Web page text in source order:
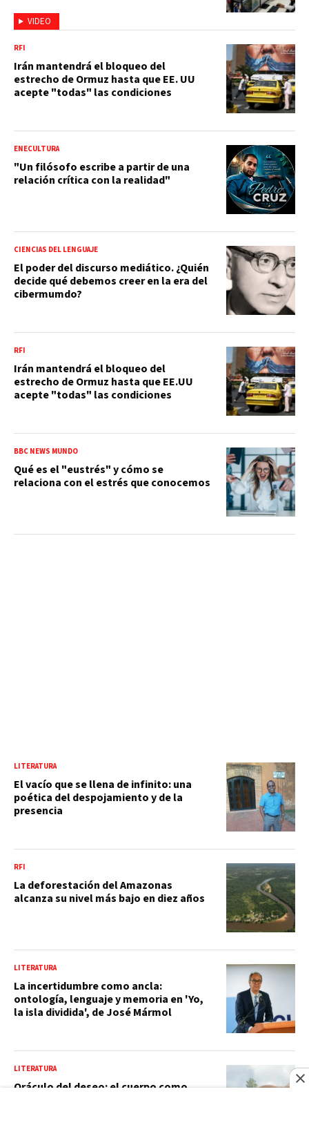
VIDEO
RFI
Irán mantendrá el bloqueo del
estrecho de Ormuz hasta que EE. UU
acepte "todas" las condiciones
ENECULTURA
"Un filósofo escribe a partir de una
relación crítica con la realidad"
CIENCIAS DEL LENGUAJE
El poder del discurso mediático. ¿Quién
decide qué debemos creer en la era del
cibermumdo?
RFI
Irán mantendrá el bloqueo del
estrecho de Ormuz hasta que EE.UU
acepte "todas" las condiciones
BBC NEWS MUNDO
Qué es el "eustrés" y cómo se
relaciona con el estrés que conocemos
LITERATURA
El vacío que se llena de infinito: una
poética del despojamiento y de la
presencia
RFI
La deforestación del Amazonas
alcanza su nivel más bajo en diez años
LITERATURA
La incertidumbre como ancla:
ontología, lenguaje y memoria en 'Yo,
la isla dividida', de José Mármol
LITERATURA
Oráculo del deseo: el cuerpo como